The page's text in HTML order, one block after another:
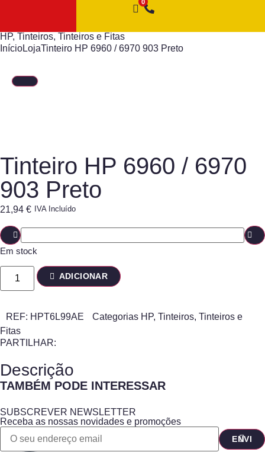
HP, Tinteiros, Tinteiros e Fitas
InícioLojaTinteiro HP 6960 / 6970 903 Preto
Tinteiro HP 6960 / 6970
903 Preto
21,94 € IVA Incluído
Em stock
ADICIONAR
REF: HPT6L99AE Categorias HP, Tinteiros, Tinteiros e
Fitas
PARTILHAR:
Descrição
TAMBÉM PODE INTERESSAR
SUBSCREVER NEWSLETTER
Receba as nossas novidades e promoções